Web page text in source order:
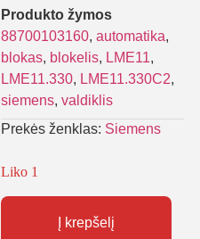
Produkto žymos
88700103160, automatika,
blokas, blokelis, LME11,
LME11.330, LME11.330C2,
siemens, valdiklis
Prekės ženklas: Siemens
Liko 1
Į krepšelį